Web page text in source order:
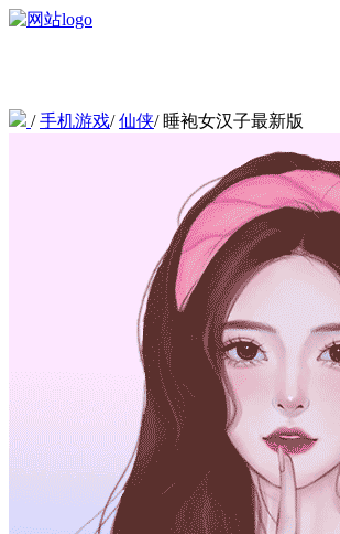
/手机游戏/仙侠/ 睡袍女汉子最新版